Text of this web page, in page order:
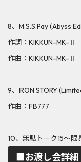
8、M.S.S.Pay (Abyss
作詞：KIKKUN-MK-Ⅱ
作曲：KIKKUN-MK-Ⅱ
9、IRON STORY
作曲：FB777
10、無駄トーク15〜
■お渡し会詳細